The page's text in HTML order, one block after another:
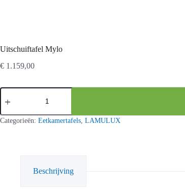
Uitschuiftafel Mylo
€ 1.159,00
Uitschuiftafel
Mylo
Categorieën: Eetkamertafels, LAMULUX
Beschrijving